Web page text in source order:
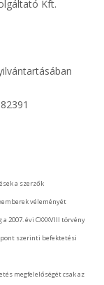
Kft.
a szerzők
véleményét
2007. évi CXXXVIII törvény
pont szerinti befektetési
megfelelőségét csak az